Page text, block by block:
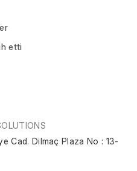
etti
Cad. Dilmaç Plaza No : 13-